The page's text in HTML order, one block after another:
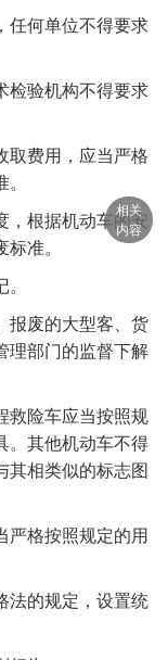
任何单位不得要求
检验机构不得要求
取费用，应当严格
，根据机动车的安
准。
报废的大型客、货
理部门的监督下解
救险车应当按照规
。其他机动车不得
其相类似的标志图
严格按照规定的用
法的规定，设置统
相关
内容